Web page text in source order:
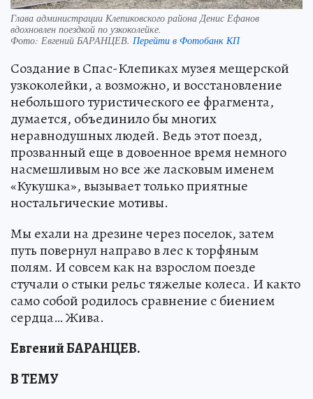
Глава администрации Клепиковского района Денис Ефанов
вдохновлен поездкой по узкоколейке.
Фото: Евгений БАРАНЦЕВ. Перейти в Фотобанк КП
Создание в Спас-Клепиках музея мещерской
узкоколейки, а возможно, и восстановление
небольшого туристического ее фрагмента,
думается, объединило бы многих
неравнодушных людей. Ведь этот поезд,
прозванный еще в довоенное время немного
насмешливым но все же ласковым именем
«Кукушка», вызывает только приятные
ностальгические мотивы.
Мы ехали на дрезине через поселок, затем
путь повернул направо в лес к торфяным
полям. И совсем как на взрослом поезде
стучали о стыки рельс тяжелые колеса. И както
само собой родилось сравнение с биением
сердца… Жива.
Евгений БАРАНЦЕВ.
В ТЕМУ